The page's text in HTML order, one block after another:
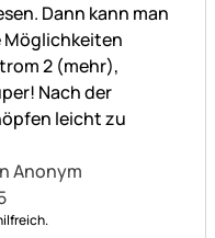
Dann kann man
Möglichkeiten
2 (mehr),
Nach der
leicht zu
Anonym